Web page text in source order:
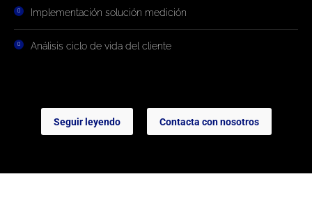
Implementación solución medición
Análisis ciclo de vida del cliente
Seguir leyendo Contacta con nosotros